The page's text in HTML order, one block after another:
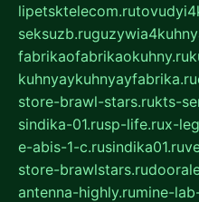
lipetsktelecom.ru
seksuzb.ru
fabrikaofabrikaokuhny.ru
kuhnyaykuhnyayfabrika.ru
store-brawl-stars.rukts-
sindika-01.rusp-life.rux-
e-abis-1-c.rusindika01.ru
store-brawlstars.ru
antenna-highly.rumine-